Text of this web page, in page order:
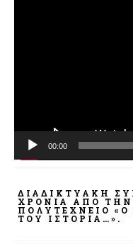
00:00
ΔΙΑΔΙΚΤΥΑΚΉ
ΧΡΌΝΙΑ ΑΠΌ ΤΗΝ
ΠΟΛΥΤΕΧΝΕΊΟ
ΤΟΥ ΙΣΤΟΡΊΑ…».